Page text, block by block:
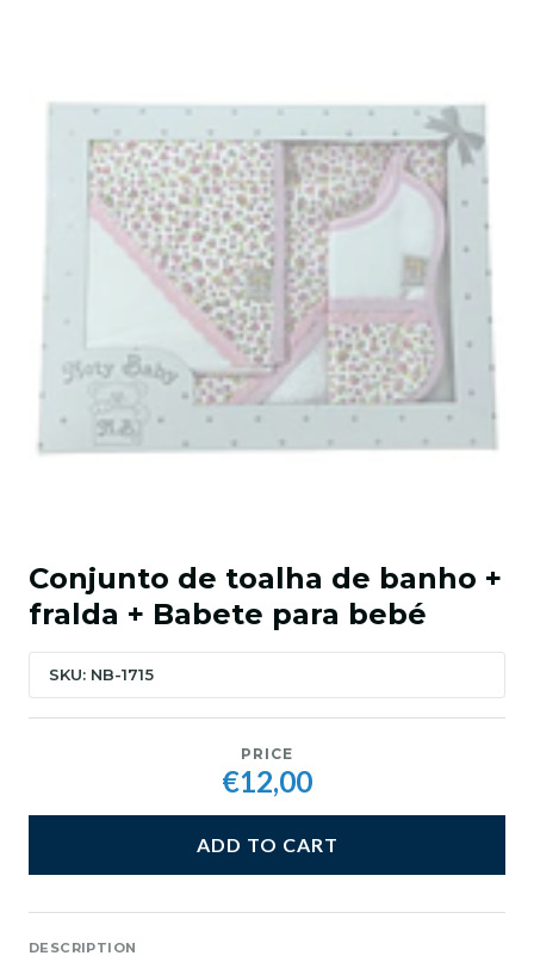
Conjunto de toalha de banho +
fralda + Babete para bebé
SKU: NB-1715
PRICE
€12,00
ADD TO CART
DESCRIPTION